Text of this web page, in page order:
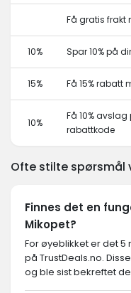
Få gratis frakt
10% Spar 10% på
15% Få 15% rabatt
10%
Få 10%
rabattkode
Ofte stilte spørsmål
Finnes det en
Mikopet?
For øyeblikket er det
på TrustDeals.no.
og ble sist bekreftet